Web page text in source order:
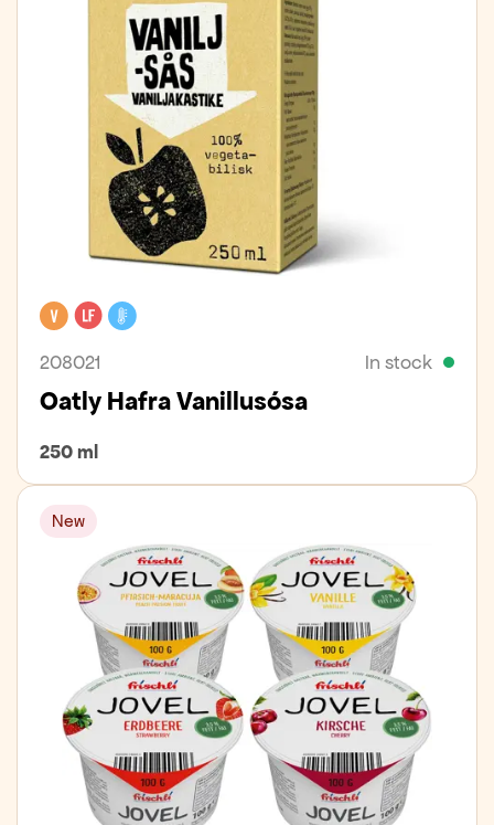
VeganLactose free
208021 In stock
Oatly Hafra Vanillusósa
250 ml
New